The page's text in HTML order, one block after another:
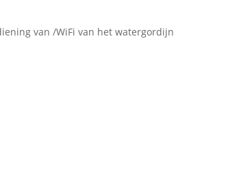
van /WiFi van het watergordijn